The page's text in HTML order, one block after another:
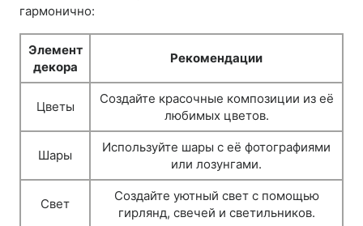
гармонично:
Элемент
декора
Рекомендации
Цветы
Создайте красочные композиции из её
любимых цветов.
Шары
Используйте шары с её фотографиями
или лозунгами.
Свет
Создайте уютный свет с помощью
гирлянд, свечей и светильников.